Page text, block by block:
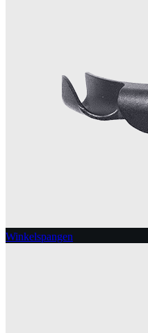
Winkelspangen